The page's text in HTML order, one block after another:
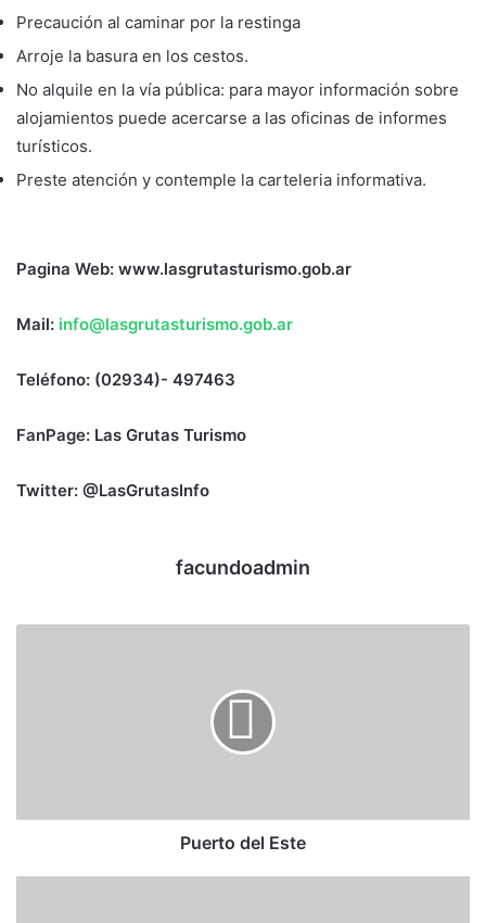
Precaución al caminar por la restinga
Arroje la basura en los cestos.
No alquile en la vía pública: para mayor información sobre
alojamientos puede acercarse a las oficinas de informes
turísticos.
Preste atención y contemple la carteleria informativa.
Pagina Web: www.lasgrutasturismo.gob.ar
Mail: info@lasgrutasturismo.gob.ar
Teléfono: (02934)- 497463
FanPage: Las Grutas Turismo
Twitter: @LasGrutasInfo
facundoadmin
Puerto del Este